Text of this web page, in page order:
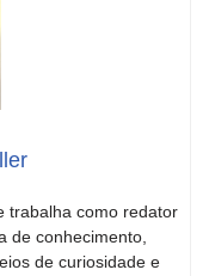
trabalha como redator
de conhecimento,
de curiosidade e